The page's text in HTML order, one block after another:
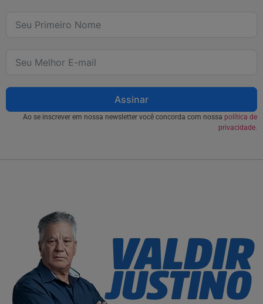
Assinar
Ao se inscrever em nossa newsletter você concorda com nossa política de
privacidade.